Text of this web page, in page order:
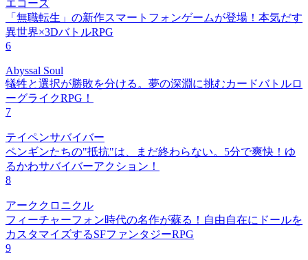
エコーズ
「無職転生」の新作スマートフォンゲームが登場！本気だす
異世界×3DバトルRPG
6
Abyssal Soul
犠牲と選択が勝敗を分ける。夢の深淵に挑むカードバトルロ
ーグライクRPG！
7
テイペンサバイバー
ペンギンたちの"抵抗"は、まだ終わらない。5分で爽快！ゆ
るかわサバイバーアクション！
8
アーククロニクル
フィーチャーフォン時代の名作が蘇る！自由自在にドールを
カスタマイズするSFファンタジーRPG
9